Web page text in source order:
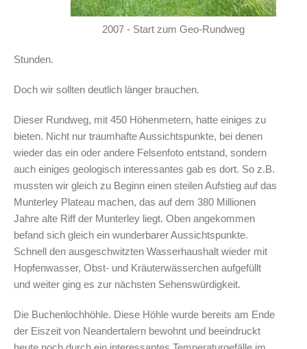
2007 - Start zum Geo-Rundweg
Stunden.
Doch wir sollten deutlich länger brauchen.
Dieser Rundweg, mit 450 Höhenmetern, hatte einiges zu
bieten. Nicht nur traumhafte Aussichtspunkte, bei denen
wieder das ein oder andere Felsenfoto entstand, sondern
auch einiges geologisch interessantes gab es dort. So z.B.
mussten wir gleich zu Beginn einen steilen Aufstieg auf das
Munterley Plateau machen, das auf dem 380 Millionen
Jahre alte Riff der Munterley liegt. Oben angekommen
befand sich gleich ein wunderbarer Aussichtspunkte.
Schnell den ausgeschwitzten Wasserhaushalt wieder mit
Hopfenwasser, Obst- und Kräuterwässerchen aufgefüllt
und weiter ging es zur nächsten Sehenswürdigkeit.
Die Buchenlochhöhle. Diese Höhle wurde bereits am Ende
der Eiszeit von Neandertalern bewohnt und beeindruckt